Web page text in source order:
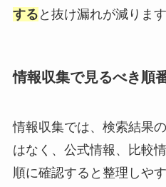
する と抜け漏れが減ります
情報収集で見るべき順
情報収集では、検索結果
はなく、公式情報、比較
順に確認すると整理しや